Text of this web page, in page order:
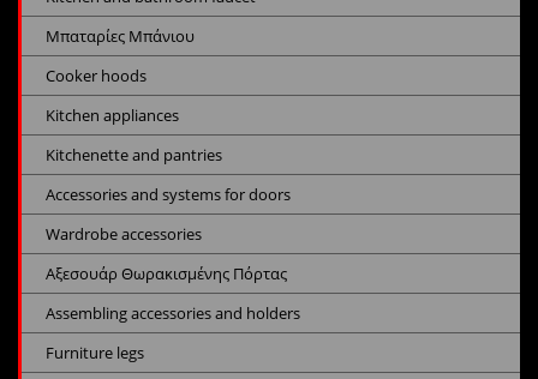
Μπαταρίες Μπάνιου
Cooker hoods
Kitchen appliances
Kitchenette and pantries
Accessories and systems for doors
Wardrobe accessories
Αξεσουάρ Θωρακισμένης Πόρτας
Assembling accessories and holders
Furniture legs